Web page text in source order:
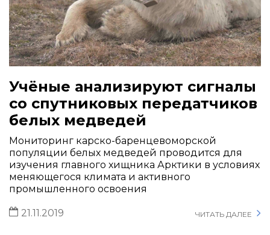
Учёные анализируют сигналы
со спутниковых передатчиков
белых медведей
Мониторинг карско-баренцевоморской
популяции белых медведей проводится для
изучения главного хищника Арктики в условиях
меняющегося климата и активного
промышленного освоения
21.11.2019 ЧИТАТЬ ДАЛЕЕ